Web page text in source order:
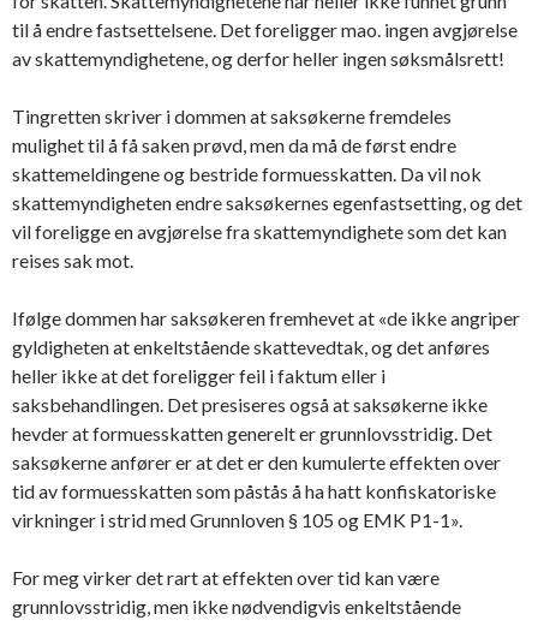
til å endre fastsettelsene. Det foreligger mao. ingen avgjørelse
av skattemyndighetene, og derfor heller ingen søksmålsrett!
Tingretten skriver i dommen at saksøkerne fremdeles
mulighet til å få saken prøvd, men da må de først endre
skattemeldingene og bestride formuesskatten. Da vil nok
skattemyndigheten endre saksøkernes egenfastsetting, og det
vil foreligge en avgjørelse fra skattemyndighete som det kan
reises sak mot.
Ifølge dommen har saksøkeren fremhevet at «de ikke angriper
gyldigheten at enkeltstående skattevedtak, og det anføres
heller ikke at det foreligger feil i faktum eller i
saksbehandlingen. Det presiseres også at saksøkerne ikke
hevder at formuesskatten generelt er grunnlovsstridig. Det
saksøkerne anfører er at det er den kumulerte effekten over
tid av formuesskatten som påstås å ha hatt konfiskatoriske
virkninger i strid med Grunnloven § 105 og EMK P1-1».
For meg virker det rart at effekten over tid kan være
grunnlovsstridig, men ikke nødvendigvis enkeltstående